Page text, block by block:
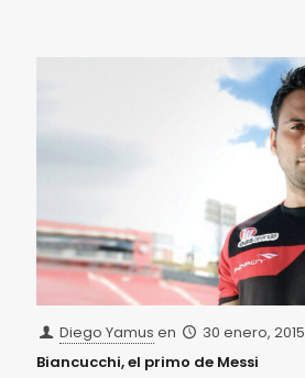
Diego Yamus en
30 enero, 2015
Biancucchi, el primo de Messi